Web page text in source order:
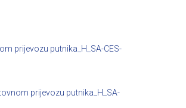
prijevozu putnika_H_SA-CES-
prijevozu putnika_H_SA-